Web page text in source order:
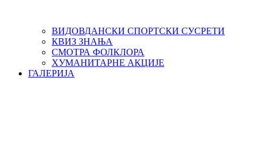
ВИДОВДАНСКИ СПОРТСКИ СУСРЕТИ
КВИЗ ЗНАЊА
СМОТРА ФОЛКЛОРА
ХУМАНИТАРНЕ АКЦИЈЕ
ГАЛЕРИЈА